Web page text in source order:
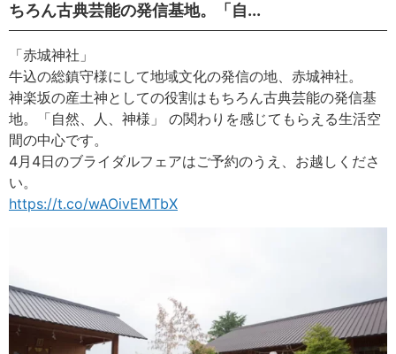
ちろん古典芸能の発信基地。「自...
「赤城神社」
牛込の総鎮守様にして地域文化の発信の地、赤城神社。
神楽坂の産土神としての役割はもちろん古典芸能の発信基
地。「自然、人、神様」 の関わりを感じてもらえる生活空
間の中心です。
4月4日のブライダルフェアはご予約のうえ、お越しくださ
い。
https://t.co/wAOivEMTbX